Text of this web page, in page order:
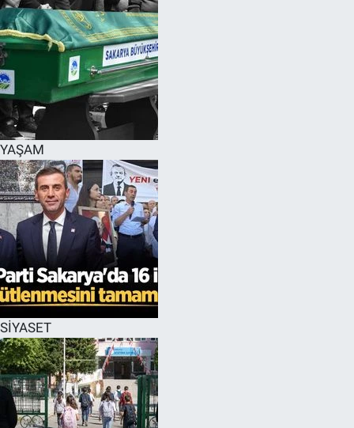
YAŞAM
SİYASET